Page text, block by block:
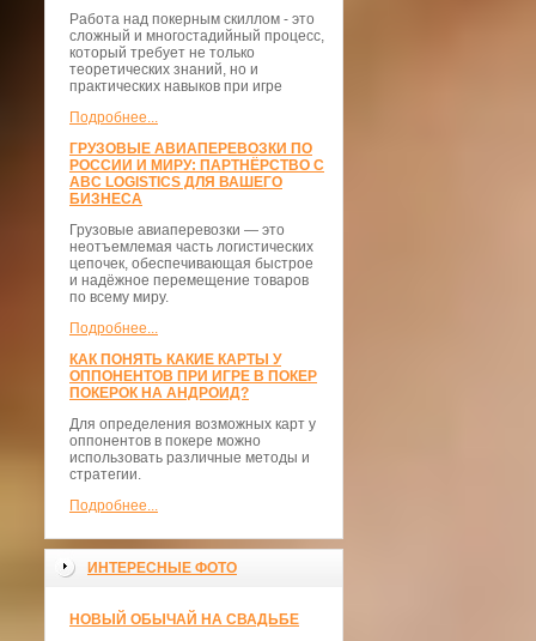
Работа над покерным скиллом - это
сложный и многостадийный процесс,
который требует не только
теоретических знаний, но и
практических навыков при игре
Подробнее...
ГРУЗОВЫЕ АВИАПЕРЕВОЗКИ ПО
РОССИИ И МИРУ: ПАРТНЁРСТВО С
ABC LOGISTICS ДЛЯ ВАШЕГО
БИЗНЕСА
Грузовые авиаперевозки — это
неотъемлемая часть логистических
цепочек, обеспечивающая быстрое
и надёжное перемещение товаров
по всему миру.
Подробнее...
КАК ПОНЯТЬ КАКИЕ КАРТЫ У
ОППОНЕНТОВ ПРИ ИГРЕ В ПОКЕР
ПОКЕРОК НА АНДРОИД?
Для определения возможных карт у
оппонентов в покере можно
использовать различные методы и
стратегии.
Подробнее...
ИНТЕРЕСНЫЕ ФОТО
НОВЫЙ ОБЫЧАЙ НА СВАДЬБЕ